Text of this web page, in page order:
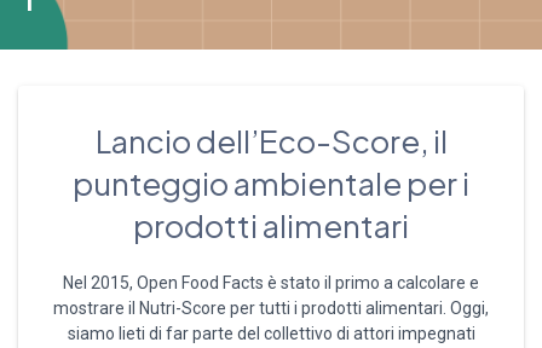
Lancio dell’Eco-Score, il
punteggio ambientale per i
prodotti alimentari
Nel 2015, Open Food Facts è stato il primo a calcolare e
mostrare il Nutri-Score per tutti i prodotti alimentari. Oggi,
siamo lieti di far parte del collettivo di attori impegnati